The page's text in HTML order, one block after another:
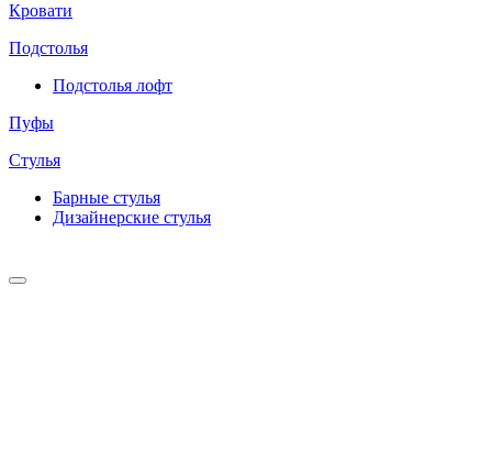
Кровати
Подстолья
Подстолья лофт
Пуфы
Стулья
Барные cтулья
Дизайнерские cтулья